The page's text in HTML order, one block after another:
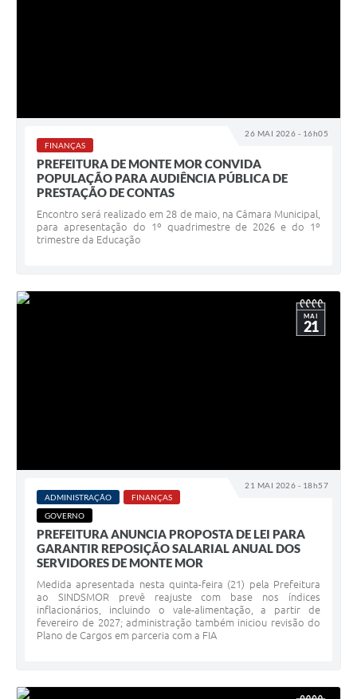
26 MAI 2026 - 16h05
FINANÇAS
PREFEITURA DE MONTE MOR CONVIDA
POPULAÇÃO PARA AUDIÊNCIA PÚBLICA DE
PRESTAÇÃO DE CONTAS
Encontro será realizado em 28 de maio, na Câmara Municipal,
para apresentação do 1º quadrimestre de 2026 e do 1º
trimestre da Educação
21 MAI 2026 - 18h57
MAI
21
ADMINISTRAÇÃO
FINANÇAS
GOVERNO
PREFEITURA ANUNCIA PROPOSTA DE LEI PARA
GARANTIR REPOSIÇÃO SALARIAL ANUAL DOS
SERVIDORES DE MONTE MOR
Medida apresentada nesta quinta-feira (21) pela Prefeitura
ao SINDSMOR prevê reajuste com base nos índices
inflacionários, incluindo o vale-alimentação, a partir de
fevereiro de 2027; administração também iniciou revisão do
Plano de Cargos em parceria com a FIA